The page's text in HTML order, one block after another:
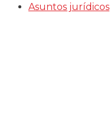
Asuntos jurídicos